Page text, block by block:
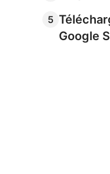
5
Google